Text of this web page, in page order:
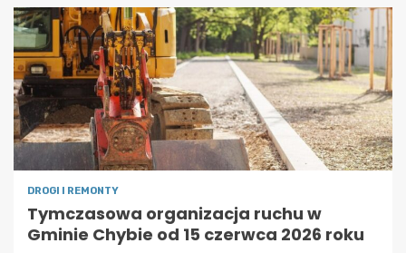
DROGI I REMONTY
Tymczasowa organizacja ruchu w
Gminie Chybie od 15 czerwca 2026 roku